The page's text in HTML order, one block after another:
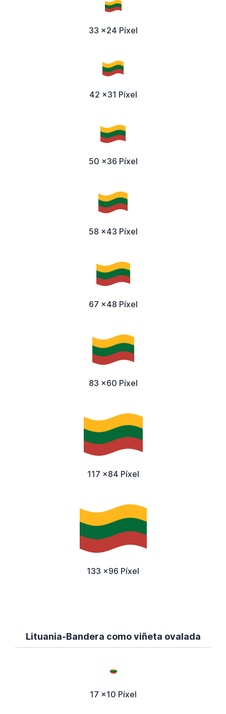
33 x24 Píxel
42 x31 Píxel
50 x36 Píxel
58 x43 Píxel
67 x48 Píxel
83 x60 Píxel
117 x84 Píxel
133 x96 Píxel
Lituania-Bandera como viñeta ovalada
17 x10 Píxel